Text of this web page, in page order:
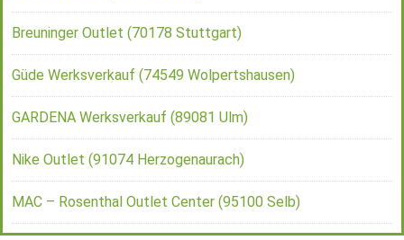
Breuninger Outlet (70178 Stuttgart)
Güde Werksverkauf (74549 Wolpertshausen)
GARDENA Werksverkauf (89081 Ulm)
Nike Outlet (91074 Herzogenaurach)
MAC – Rosenthal Outlet Center (95100 Selb)